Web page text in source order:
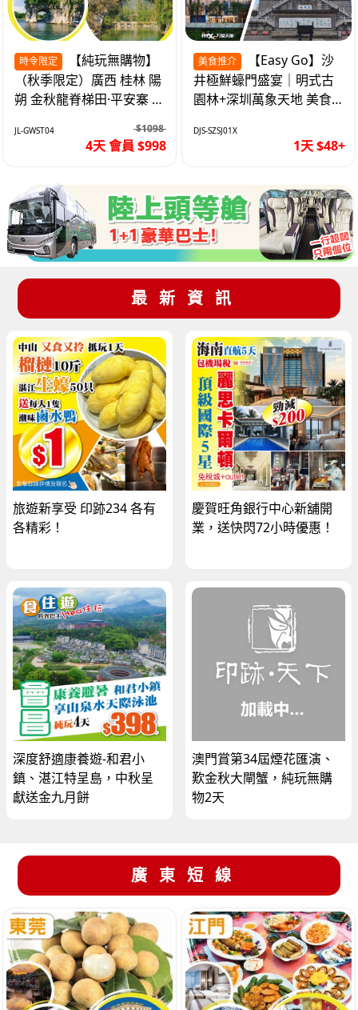
時令限定
（秋季限定）廣西 桂林 陽
朔 金秋龍脊梯田·平安寨 城
4天
JL-GWST04 $1098
4天 會員 $998
美食推介
井極鮮蠔門盛宴｜明式古
園林+深圳萬象天地 美食
DJS-SZSJ01X
1天 $48+
最新資訊
旅遊新享受 印跡234 各有
各精彩！
慶賀旺角銀行中心新舖開
業，送快閃72小時優惠！
深度舒適康養遊-和君小
鎮、湛江特呈島，中秋呈
獻送金九月餅
澳門賞第34屆煙花匯演、
歎金秋大閘蟹，純玩無購
物2天
廣東短線